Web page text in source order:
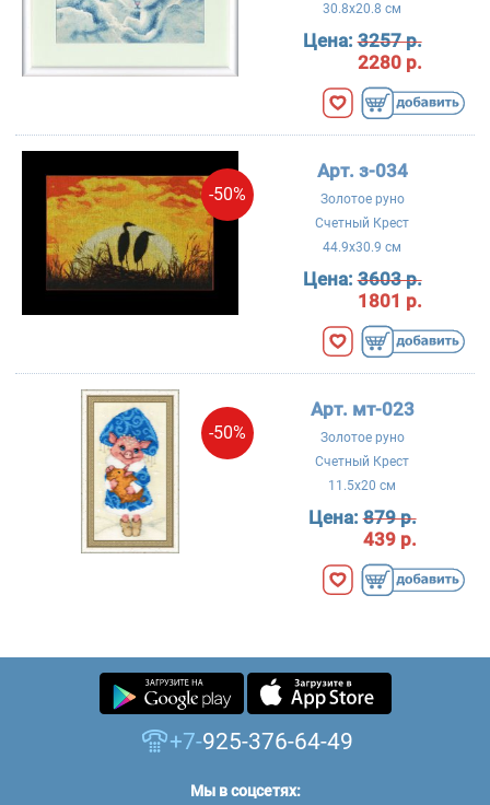
30.8x20.8 см
Цена:3257 р.
2280 р.
-50%
Арт. з-034
Золотое руно
Счетный Крест
44.9x30.9 см
Цена:3603 р.
1801 р.
-50%
Арт. мт-023
Золотое руно
Счетный Крест
11.5x20 см
Цена:879 р.
439 р.
+7-925-376-64-49
Мы в соцсетях: